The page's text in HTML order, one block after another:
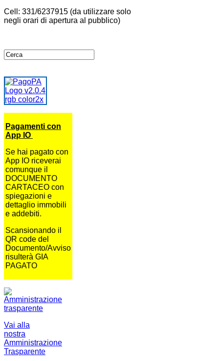
Cell: 331/6237915 (da utilizzare solo
negli orari di apertura al pubblico)
Pagamenti con
App IO
Se hai pagato con
App IO riceverai
comunque il
DOCUMENTO
CARTACEO con
spiegazioni e
dettaglio immobili
e addebiti.
Scansionando il
QR code del
Documento/Avviso
risulterà GIA
PAGATO
Vai alla
nostra
Amministrazione
Trasparente